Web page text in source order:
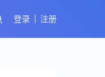
登录 注册